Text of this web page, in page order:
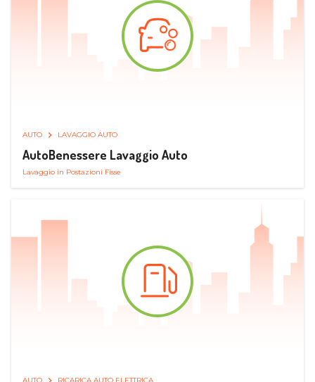
AUTO LAVAGGIO AUTO
AutoBenessere Lavaggio Auto
Lavaggio in Postazioni Fisse